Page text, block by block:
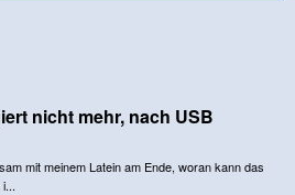
nicht mehr, nach USB
mit meinem Latein am Ende, woran kann das